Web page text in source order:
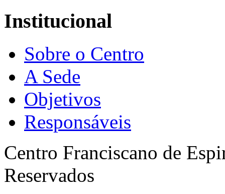
Institucional
Sobre o Centro
A Sede
Objetivos
Responsáveis
Centro Franciscano de
Reservados